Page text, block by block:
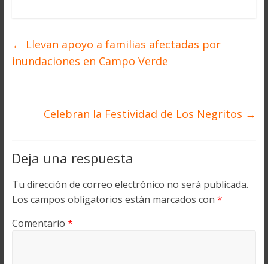
← Llevan apoyo a familias afectadas por
inundaciones en Campo Verde
Celebran la Festividad de Los Negritos →
Deja una respuesta
Tu dirección de correo electrónico no será publicada.
Los campos obligatorios están marcados con *
Comentario *